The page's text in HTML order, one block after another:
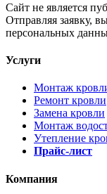
Cайт не является
Отправляя заявку,
персональных
Услуги
Монтаж
Ремонт кровли
Замена кровли
Монтаж
Утепление
Прайс-лист
Компания